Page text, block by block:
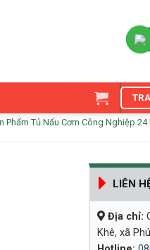
Phẩm Tủ Nấu Cơm Công Nghiệp
LIÊN
Địa chỉ:
Khê, xã